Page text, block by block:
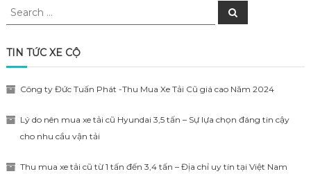
Search
Search
TIN TỨC XE CỘ
Công ty Đức Tuấn Phát -Thu Mua Xe Tải Cũ giá cao Năm 2024
Lý do nên mua xe tải cũ Hyundai 3,5 tấn – Sự lựa chọn đáng tin cậy
cho nhu cầu vận tải
Thu mua xe tải cũ từ 1 tấn đến 3,4 tấn – Địa chỉ uy tín tại Việt Nam